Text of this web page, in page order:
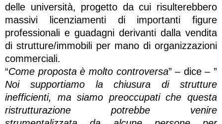
delle università, progetto da cui risulterebbero
massivi licenziamenti di importanti figure
professionali e guadagni derivanti dalla vendita
di strutture/immobili per mano di organizzazioni
commerciali.
“Come proposta è molto controversa” – dice – ”
Noi supportiamo la chiusura di strutture
inefficienti, ma siamo preoccupati che questa
ristrutturazione potrebbe venire